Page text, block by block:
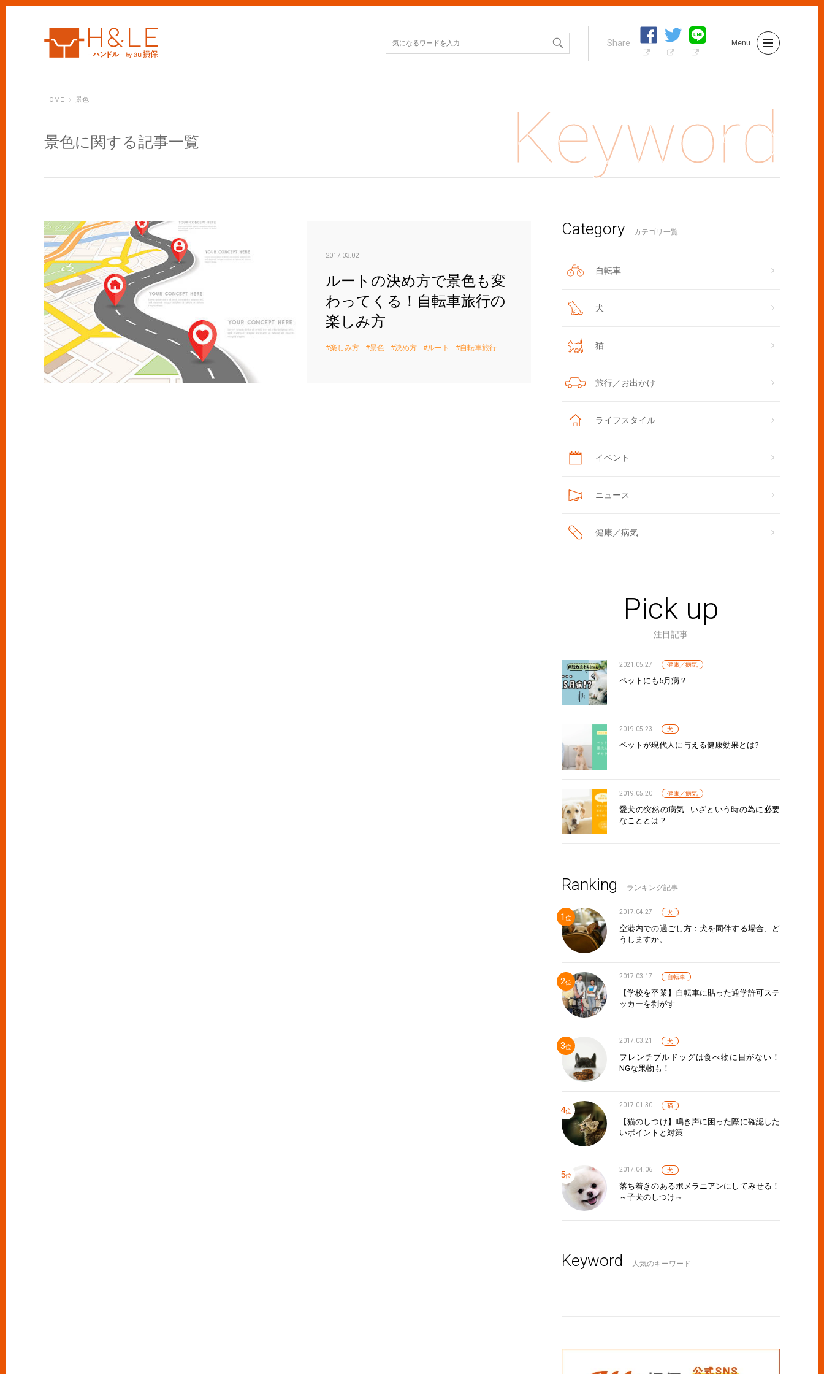
Share Menu
HOMEH&LE景色
景色に関する記事一覧
ルートの決め方で景色も変わってくる！自転車旅行の楽しみ方
2017.03.02
ルートの決め方で景色も変
わってくる！自転車旅行の
楽しみ方
楽しみ方 景色 決め方 ルート 自転車旅行
Category カテゴリ一覧
自転車
犬
猫
旅行／お出かけ
ライフスタイル
イベント
ニュース
健康／病気
Pick up
注目記事
2021.05.27 健康／病気
ペットにも5月病？
2019.05.23 犬
ペットが現代人に与える健康効果とは?
2019.05.20 健康／病気
愛犬の突然の病気…いざという時の為に必要
なこととは？
Ranking ランキング記事
2017.04.27 犬
空港内での過ごし方：犬を同伴する場合、ど
うしますか。
2017.03.17 自転車
【学校を卒業】自転車に貼った通学許可ステ
ッカーを剥がす
2017.03.21 犬
フレンチブルドッグは食べ物に目がない！
NGな果物も！
2017.01.30 猫
【猫のしつけ】鳴き声に困った際に確認した
いポイントと対策
2017.04.06 犬
落ち着きのあるポメラニアンにしてみせる！
～子犬のしつけ～
Keyword 人気のキーワード